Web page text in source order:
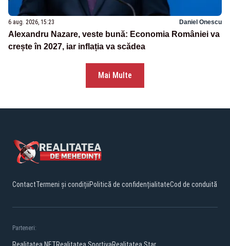
6 aug. 2026, 15:23 Daniel Onescu
Alexandru Nazare, veste bună: Economia României va
crește în 2027, iar inflația va scădea
Mai Multe
ContactTermeni și condițiiPolitică de confidențialitateCod de conduită
Parteneri: